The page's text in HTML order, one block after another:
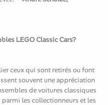
LEGO Classic Cars?
ceux qui sont retirés ou font
souvent une appréciation
de voitures classiques
les collectionneurs et les